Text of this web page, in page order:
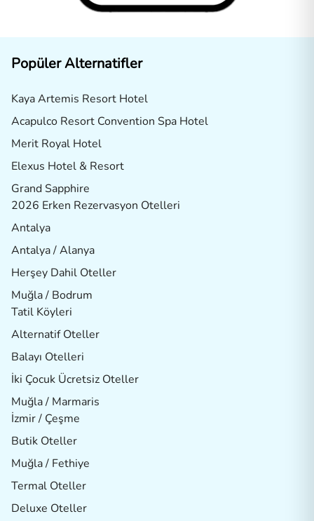
Popüler Alternatifler
Kaya Artemis Resort Hotel
Acapulco Resort Convention Spa Hotel
Merit Royal Hotel
Elexus Hotel & Resort
Grand Sapphire
2026 Erken Rezervasyon Otelleri
Antalya
Antalya / Alanya
Herşey Dahil Oteller
Muğla / Bodrum
Tatil Köyleri
Alternatif Oteller
Balayı Otelleri
İki Çocuk Ücretsiz Oteller
Muğla / Marmaris
İzmir / Çeşme
Butik Oteller
Muğla / Fethiye
Termal Oteller
Deluxe Oteller